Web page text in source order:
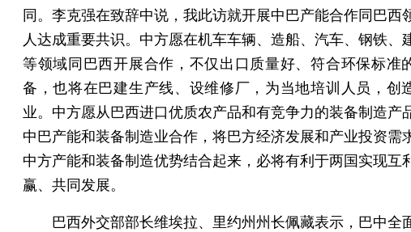
同。李克强在致辞中说，我此访就开展中巴产能合作同巴西
人达成重要共识。中方愿在机车车辆、造船、汽车、钢铁、
等领域同巴西开展合作，不仅出口质量好、符合环保标准
备，也将在巴建生产线、设维修厂，为当地培训人员，创
业。中方愿从巴西进口优质农产品和有竞争力的装备制造产
中巴产能和装备制造业合作，将巴方经济发展和产业投资需
中方产能和装备制造优势结合起来，必将有利于两国实现互
赢、共同发展。
巴西外交部部长维埃拉、里约州州长佩藏表示，巴中全